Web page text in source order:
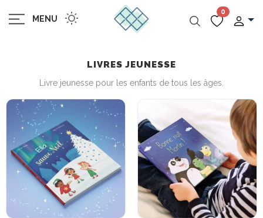
MENU
0
LIVRES JEUNESSE
Livre jeunesse pour les enfants de tous les âges.